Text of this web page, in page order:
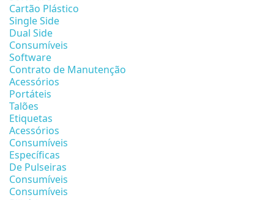
Cartão Plástico
Single Side
Dual Side
Consumíveis
Software
Contrato de Manutenção
Acessórios
Portáteis
Talões
Etiquetas
Acessórios
Consumíveis
Específicas
De Pulseiras
Consumíveis
Consumíveis